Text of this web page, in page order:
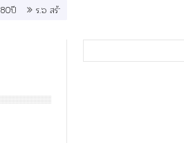
ร.๖ สร้าง “จุฬาลงกรณ์มหาวิทยาลัย” ตามพระราชดำริ